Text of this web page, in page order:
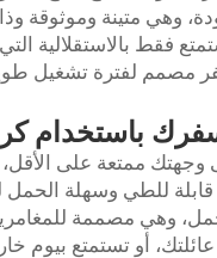
وهي متينة وموثوقة
فقط بالاستقلالية
مصمم لفترة تشغيل
باستخدام
ممتعة على
للطي وسهلة الحمل
وهي مصممة
أو تستمتع بيوم